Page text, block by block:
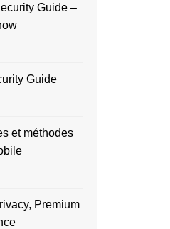
Guide –
Guide
et méthodes
Premium